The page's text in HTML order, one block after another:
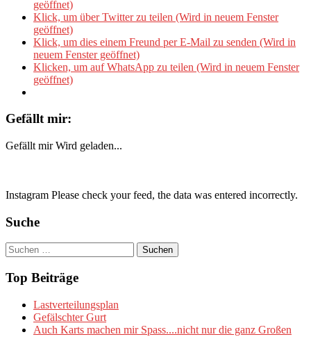
geöffnet)
Klick, um über Twitter zu teilen (Wird in neuem Fenster
geöffnet)
Klick, um dies einem Freund per E-Mail zu senden (Wird in
neuem Fenster geöffnet)
Klicken, um auf WhatsApp zu teilen (Wird in neuem Fenster
geöffnet)
Gefällt mir:
Gefällt mir Wird geladen...
Instagram Please check your feed, the data was entered incorrectly.
Suche
Suchen
nach:
Top Beiträge
Lastverteilungsplan
Gefälschter Gurt
Auch Karts machen mir Spass....nicht nur die ganz Großen